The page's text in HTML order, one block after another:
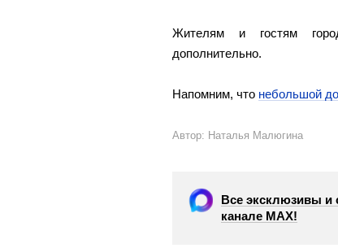
Жителям и гостям
дополнительно.
Напомним, что небольшой
Автор: Наталья Малюгина
Все эксклюзивы и
канале МАХ!